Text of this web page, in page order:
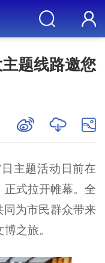
题线路邀您
主题活动日前在
正式拉开帷幕。全
同为市民群众带来
之旅。